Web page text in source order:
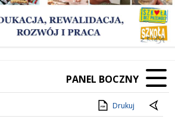
PANEL BOCZNY
Drukuj